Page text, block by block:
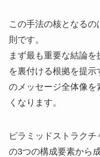
この手法の核となるの
則です。
まず最も重要な結論
を裏付ける根拠を提
のメッセージ全体像
くなります。
ピラミッドストラク
の3つの構成要素から